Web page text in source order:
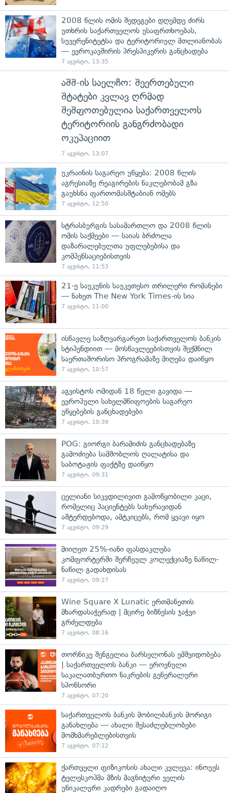
2008 წლის ომის შედეგები დღემდე ძირს
უთხრის საქართველოს უსაფრთხოებას,
სუვერენიტეტსა და ტერიტორიულ მთლიანობას
— ევროკავშირის პრესპიკერის განცხადება
7 აგვისტო, 13:35
აშშ-ის საელჩო: შეერთებული
შტატები კვლავ ღრმად
შეშფოთებულია საქართველოს
ტერიტორიის განგრძობადი
ოკუპაციით
7 აგვისტო, 13:07
უკრაინის საგარეო უწყება: 2008 წლის
აგრესიაზე რეაგირების ნაკლებობამ გზა
გაუხსნა ფართომასშტაბიან ომებს
7 აგვისტო, 12:50
სტრასბურგის სასამართლო და 2008 წლის
ომის საქმეები — საიას ბრძოლა
დაზარალებულთა უფლებებისა და
კომპენსაციებისთვის
7 აგვისტო, 11:53
21-ე საუკუნის საუკეთესო თრილერი რომანები
— ნახეთ The New York Times-ის სია
7 აგვისტო, 11:00
ისწავლე საზღვარგარეთ საქართველოს ბანკის
სტიპენდიით — მოსწავლეებისთვის შექმნილ
საერთაშორისო პროგრამაზე მიღება დაიწყო
7 აგვისტო, 10:57
აგვისტოს ომიდან 18 წელი გავიდა —
ევროპული სახელმწიფოების საგარეო
უწყებების განცხადებები
7 აგვისტო, 10:39
POG: გიორგი ბარამიძის განცხადებაზე
გამოძიება სამშობლოს ღალატისა და
საბოტაჟის ფაქტზე დაიწყო
7 აგვისტო, 09:31
ცელიანი სიკვდილივით გამოწყობილი კაცი,
რომელიც პაციენტებს სახურავიდან
აშტერდებოდა, ამტკიცებს, რომ ყვავი იყო
7 აგვისტო, 09:29
მიიღეთ 25%-იანი ფასდაკლება
კომფორტერში შერჩეულ კოლექციაზე ნაწილ-
ნაწილ გადახდისას
7 აგვისტო, 09:27
Wine Square X Lunatic ერთმანეთის
მხარდასაჭერად | მცირე ბიზნესის ჯაჭვი
გრძელდება
7 აგვისტო, 08:16
თორნიკე შენგელია ბარსელონას ემშვიდობება
| საქართველოს ბანკი — ეროვნული
საკალათბურთო ნაკრების გენერალური
სპონსორი
7 აგვისტო, 07:20
საქართველოს ბანკის მობილბანკის მორიგი
განახლება — ახალი შესაძლებლობები
მომხმარებლებისთვის
7 აგვისტო, 07:12
ქართველი ფიზიკოსის ახალი კვლევა: ინოუეს
ტელესკოპმა მზის მაგნიტური ველის
უნიკალური კადრები გადაიღო